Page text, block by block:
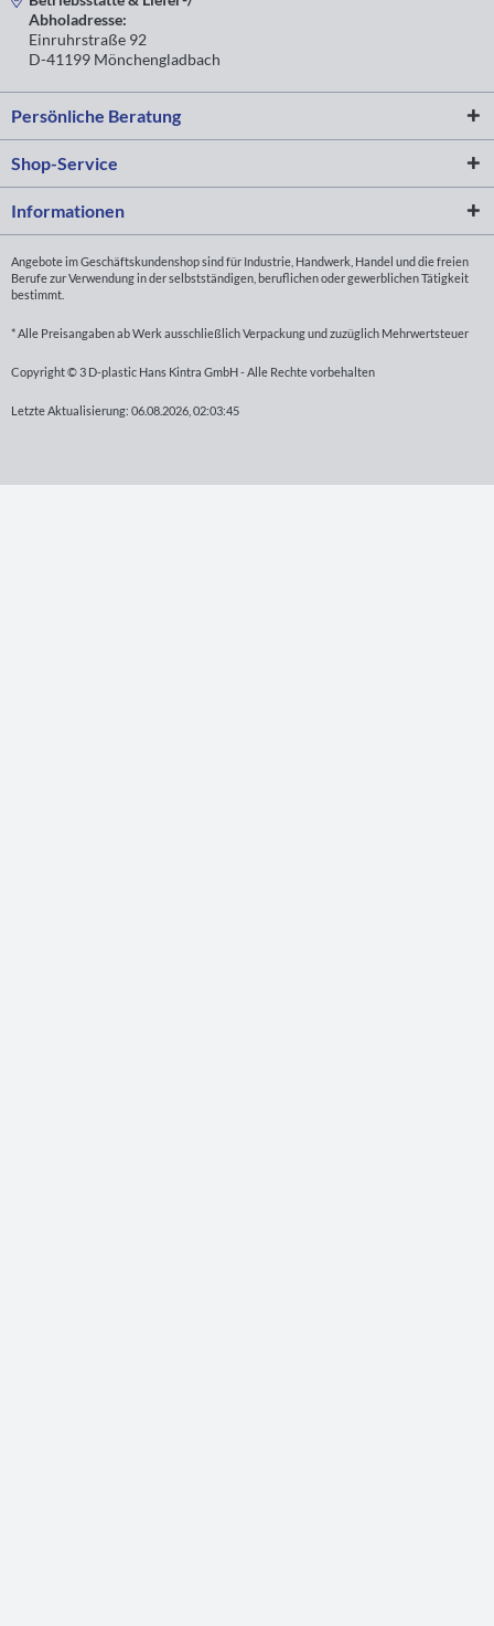
Abholadresse:
Einruhrstraße 92
D-41199 Mönchengladbach
Persönliche Beratung
Shop-Service
Informationen
Angebote im Geschäftskundenshop sind für Industrie, Handwerk, Handel und die freien
Berufe zur Verwendung in der selbstständigen, beruflichen oder gewerblichen Tätigkeit
bestimmt.
* Alle Preisangaben ab Werk ausschließlich Verpackung und zuzüglich Mehrwertsteuer
Copyright © 3 D-plastic Hans Kintra GmbH - Alle Rechte vorbehalten
Letzte Aktualisierung: 06.08.2026, 02:03:45